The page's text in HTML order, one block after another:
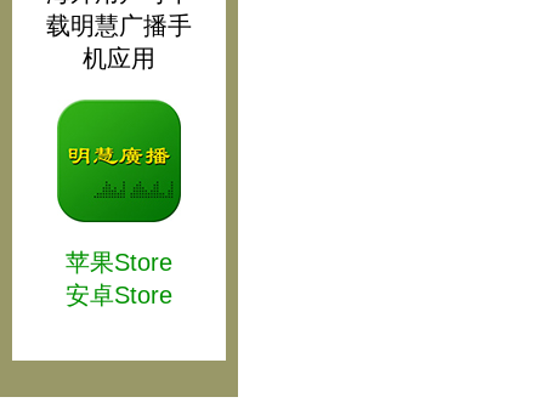
载明慧广播手
机应用
苹果Store
安卓Store